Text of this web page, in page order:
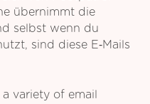
übernimmt die
selbst wenn du
sind diese E‑Mails
a variety of email